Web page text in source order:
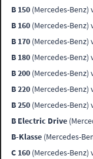
B 150 (Mercedes-Benz)
B 160 (Mercedes-Benz)
B 170 (Mercedes-Benz)
B 180 (Mercedes-Benz)
B 200 (Mercedes-Benz)
B 220 (Mercedes-Benz)
B 250 (Mercedes-Benz)
B Electric Drive
B-Klasse (Mercedes-
C 160 (Mercedes-Benz)